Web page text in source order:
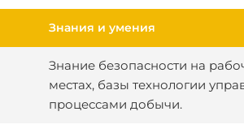
Знания и умения
Знание безопасности на
местах, базы технологии
процессами добычи.